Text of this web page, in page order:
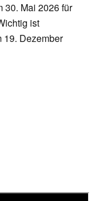
30. Mai 2026 für
ist
19. Dezember